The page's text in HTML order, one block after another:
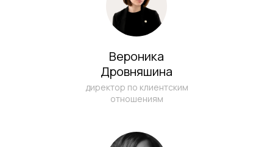
Вероника
Дровняшина
директор по клиентским
отношениям